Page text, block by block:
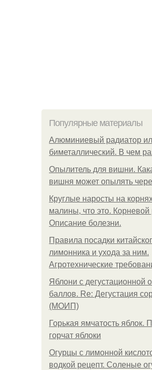
Популярные материалы
Алюминиевый радиатор
биметаллический. В чем
Опылитель для вишни.
вишня может опылять
Круглые наросты на
малины, что это. Корневой
Описание болезни.
Правила посадки
лимонника и ухода за ним.
Агротехнические
Яблони с дегустационной
баллов. Re: Дегустация
(МОИП)
Горькая ямчатость яблок.
горчат яблоки
Огурцы с лимонной
водкой рецепт. Соленые